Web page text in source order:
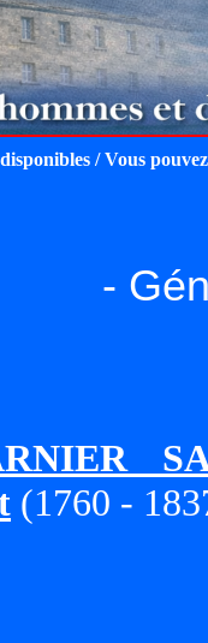
/ Vous
-
(1760 -